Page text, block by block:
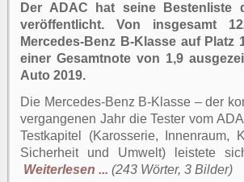
Der ADAC hat seine Bestenliste
veröffentlicht. Von insgesamt
Mercedes-Benz B-Klasse auf
einer Gesamtnote von 1,9
Auto 2019.
Die Mercedes-Benz B-Klasse – der
vergangenen Jahr die Tester vom
Testkapitel (Karosserie, Innenraum,
Sicherheit und Umwelt) leistete
Weiterlesen ... (243 Wörter, 3 Bilder)